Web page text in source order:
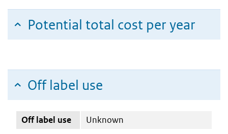
Potential total cost per year
Off label use
Off label use Unknown